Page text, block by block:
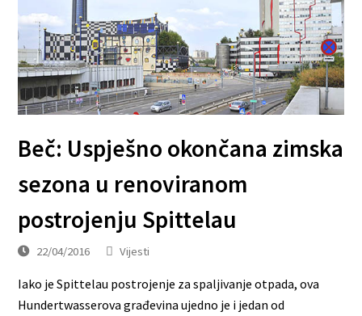
Beč: Uspješno okončana zimska
sezona u renoviranom
postrojenju Spittelau
22/04/2016 Vijesti
Iako je Spittelau postrojenje za spaljivanje otpada, ova
Hundertwasserova građevina ujedno je i jedan od